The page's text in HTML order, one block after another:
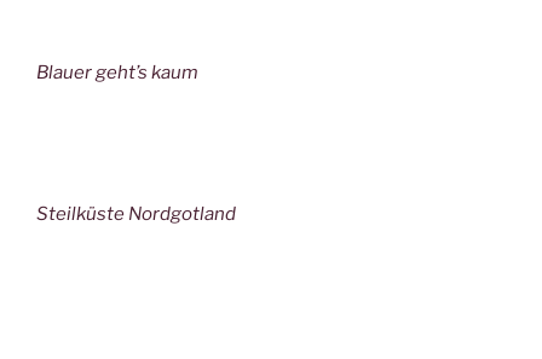
Blauer geht’s kaum
Steilküste Nordgotland